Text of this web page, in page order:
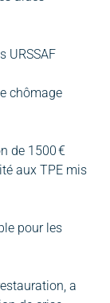
URSSAF
chômage
de 1500 €
aux TPE mis
pour les
a